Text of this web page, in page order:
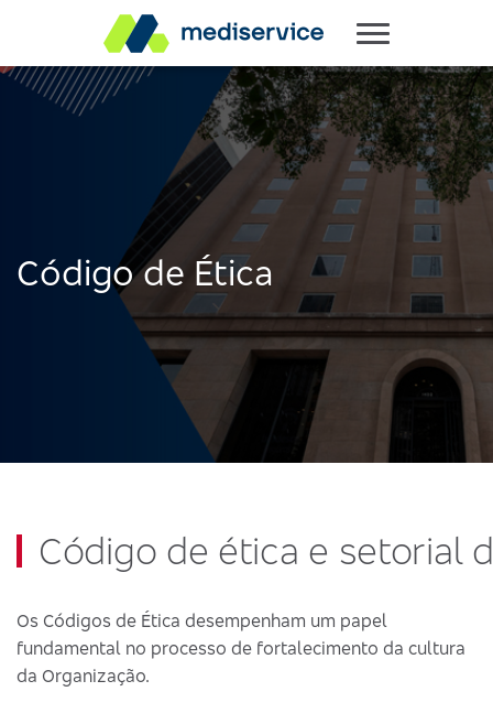
Código de Ética
Código de ética e setorial
Os Códigos de Ética desempenham um papel
fundamental no processo de fortalecimento da cultura
da Organização.